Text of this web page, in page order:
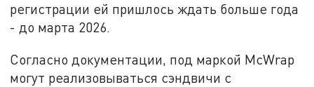
регистрации ей пришлось ждать больше года
- до марта 2026.
Согласно документации, под маркой McWrap
могут реализовываться сэндвичи с